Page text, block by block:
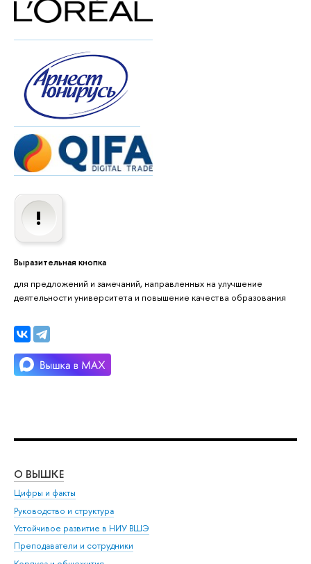
Выразительная кнопка
для предложений и замечаний, направленных на улучшение
деятельности университета и повышение качества образования
О ВЫШКЕ
Цифры и факты
Руководство и структура
Устойчивое развитие в НИУ ВШЭ
Преподаватели и сотрудники